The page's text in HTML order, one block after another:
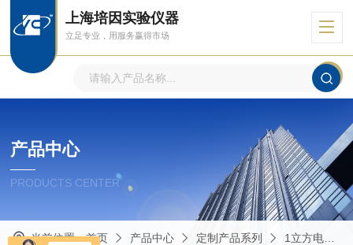
上海培因实验仪器
立足专业，用服务赢得市场
产品中心
PRODUCTS CENTER
当前位置：首页 产品中心 定制产品系列 1立方电热恒温鼓风干燥箱